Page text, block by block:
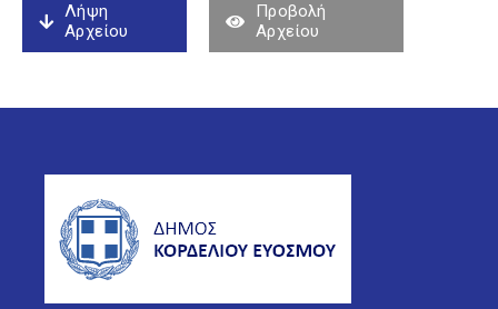
Λήψη
Αρχείου
Προβολή
Αρχείου